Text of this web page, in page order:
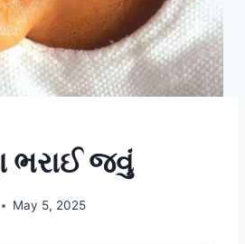
ભરાઈ જવું
May 5, 2025